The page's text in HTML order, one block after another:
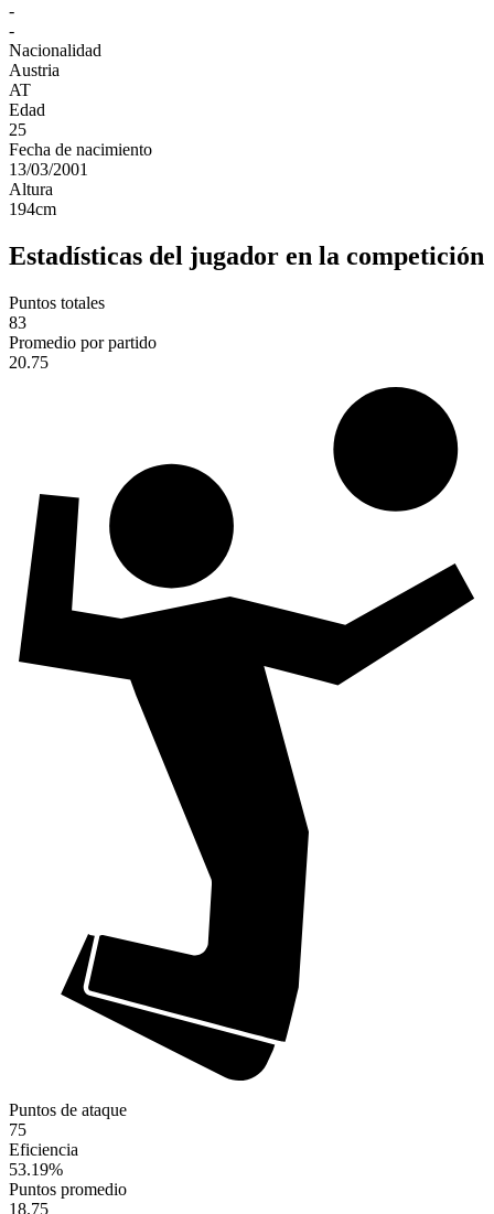
-
-
Nacionalidad
Austria
AT
Edad
25
Fecha de nacimiento
13/03/2001
Altura
194cm
Estadísticas del jugador en la competición
Puntos totales
83
Promedio por partido
20.75
Puntos de ataque
75
Eficiencia
53.19%
Puntos promedio
18.75